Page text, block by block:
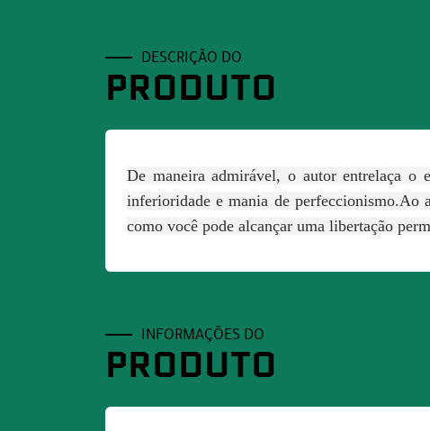
DESCRIÇÃO DO
PRODUTO
De maneira admirável, o autor entrelaça o
inferioridade e mania de perfeccionismo.Ao
como você pode alcançar uma libertação
INFORMAÇÕES DO
PRODUTO